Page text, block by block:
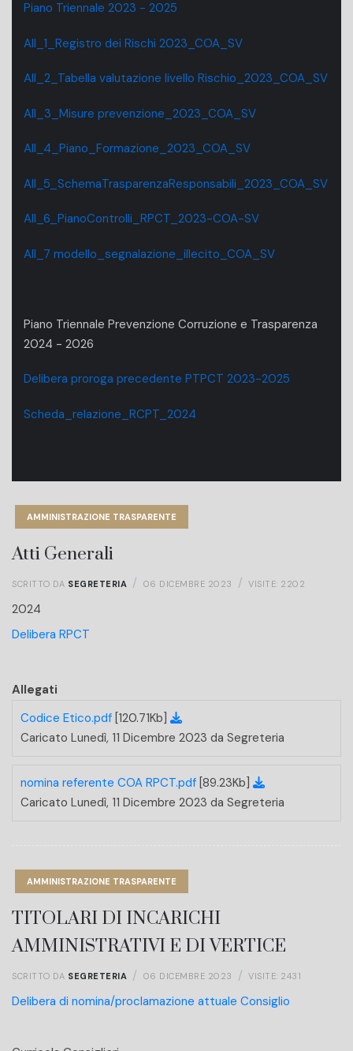
Piano Triennale 2023 - 2025
All_1_Registro dei Rischi 2023_COA_SV
All_2_Tabella valutazione livello Rischio_2023_COA_SV
All_3_Misure prevenzione_2023_COA_SV
All_4_Piano_Formazione_2023_COA_SV
All_5_SchemaTrasparenzaResponsabili_2023_COA_SV
All_6_PianoControlli_RPCT_2023-COA-SV
All_7 modello_segnalazione_illecito_COA_SV
Piano Triennale Prevenzione Corruzione e Trasparenza
2024 - 2026
Delibera proroga precedente PTPCT 2023-2025
Scheda_relazione_RCPT_2024
AMMINISTRAZIONE TRASPARENTE
Atti Generali
SCRITTO DA SEGRETERIA 06 DICEMBRE 2023 VISITE: 2202
2024
Delibera RPCT
Allegati
Codice Etico.pdf [120.71Kb]
Caricato Lunedì, 11 Dicembre 2023 da Segreteria
nomina referente COA RPCT.pdf [89.23Kb]
Caricato Lunedì, 11 Dicembre 2023 da Segreteria
AMMINISTRAZIONE TRASPARENTE
TITOLARI DI INCARICHI
AMMINISTRATIVI E DI VERTICE
SCRITTO DA SEGRETERIA 06 DICEMBRE 2023 VISITE: 2431
Delibera di nomina/proclamazione attuale Consiglio